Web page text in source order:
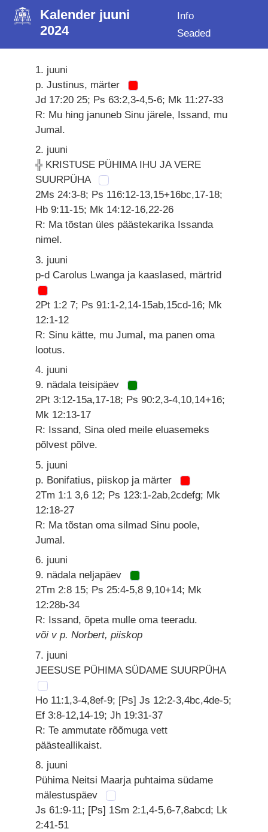
Kalender juuni
2024
Info
Seaded
1. juuni
p. Justinus, märter
Jd 17:20 25; Ps 63:2,3-4,5-6; Mk 11:27-33
R: Mu hing januneb Sinu järele, Issand, mu
Jumal.
2. juuni
╬ KRISTUSE PÜHIMA IHU JA VERE
SUURPÜHA
2Ms 24:3-8; Ps 116:12-13,15+16bc,17-18;
Hb 9:11-15; Mk 14:12-16,22-26
R: Ma tõstan üles päästekarika Issanda
nimel.
3. juuni
p-d Carolus Lwanga ja kaaslased, märtrid
2Pt 1:2 7; Ps 91:1-2,14-15ab,15cd-16; Mk
12:1-12
R: Sinu kätte, mu Jumal, ma panen oma
lootus.
4. juuni
9. nädala teisipäev
2Pt 3:12-15a,17-18; Ps 90:2,3-4,10,14+16;
Mk 12:13-17
R: Issand, Sina oled meile eluasemeks
põlvest põlve.
5. juuni
p. Bonifatius, piiskop ja märter
2Tm 1:1 3,6 12; Ps 123:1-2ab,2cdefg; Mk
12:18-27
R: Ma tõstan oma silmad Sinu poole,
Jumal.
6. juuni
9. nädala neljapäev
2Tm 2:8 15; Ps 25:4-5,8 9,10+14; Mk
12:28b-34
R: Issand, õpeta mulle oma teeradu.
või v p. Norbert, piiskop
7. juuni
JEESUSE PÜHIMA SÜDAME SUURPÜHA
Ho 11:1,3-4,8ef-9; [Ps] Js 12:2-3,4bc,4de-5;
Ef 3:8-12,14-19; Jh 19:31-37
R: Te ammutate rõõmuga vett
päästeallikaist.
8. juuni
Pühima Neitsi Maarja puhtaima südame
mälestuspäev
Js 61:9-11; [Ps] 1Sm 2:1,4-5,6-7,8abcd; Lk
2:41-51